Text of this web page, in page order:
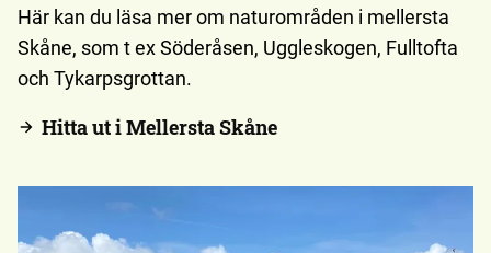
Här kan du läsa mer om naturområden i mellersta
Skåne, som t ex Söderåsen, Uggleskogen, Fulltofta
och Tykarpsgrottan.
Hitta ut i Mellersta Skåne